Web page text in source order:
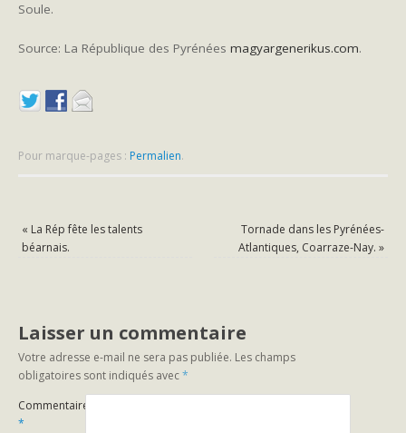
Soule.
Source: La République des Pyrénéesmagyargenerikus.com.
Pour marque-pages : Permalien.
« La Rép fête les talents
béarnais.
Tornade dans les Pyrénées-
Atlantiques, Coarraze-Nay. »
Laisser un commentaire
Votre adresse e-mail ne sera pas publiée. Les champs
obligatoires sont indiqués avec*
Commentaire
*